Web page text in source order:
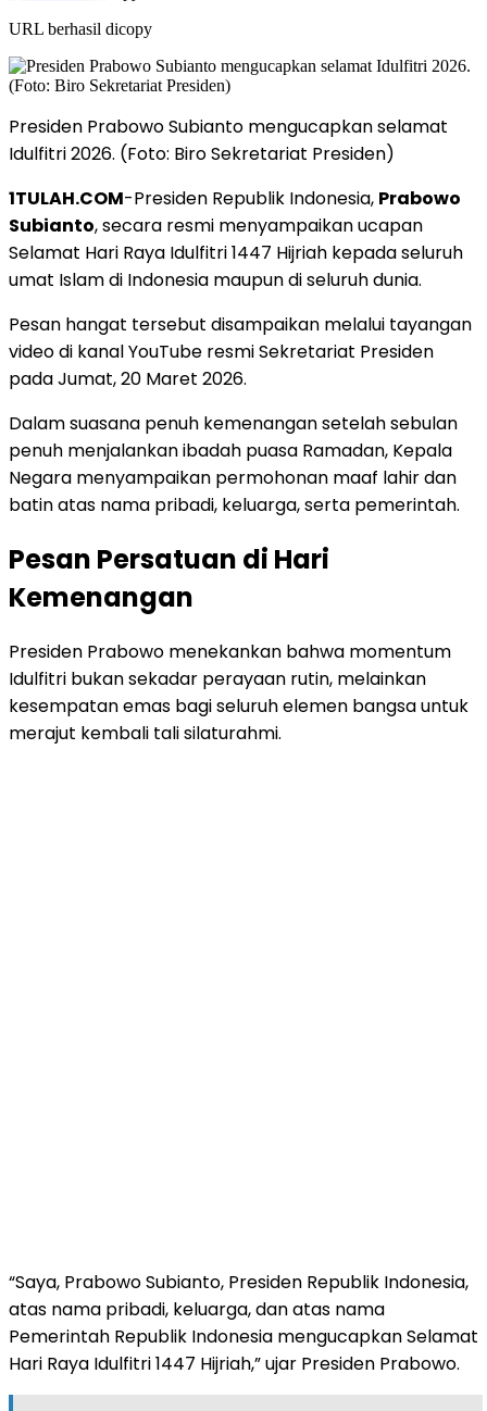
URL berhasil dicopy
Presiden Prabowo Subianto mengucapkan selamat
Idulfitri 2026. (Foto: Biro Sekretariat Presiden)
1TULAH.COM-Presiden Republik Indonesia, Prabowo
Subianto, secara resmi menyampaikan ucapan
Selamat Hari Raya Idulfitri 1447 Hijriah kepada seluruh
umat Islam di Indonesia maupun di seluruh dunia.
Pesan hangat tersebut disampaikan melalui tayangan
video di kanal YouTube resmi Sekretariat Presiden
pada Jumat, 20 Maret 2026.
Dalam suasana penuh kemenangan setelah sebulan
penuh menjalankan ibadah puasa Ramadan, Kepala
Negara menyampaikan permohonan maaf lahir dan
batin atas nama pribadi, keluarga, serta pemerintah.
Pesan Persatuan di Hari
Kemenangan
Presiden Prabowo menekankan bahwa momentum
Idulfitri bukan sekadar perayaan rutin, melainkan
kesempatan emas bagi seluruh elemen bangsa untuk
merajut kembali tali silaturahmi.
“Saya, Prabowo Subianto, Presiden Republik Indonesia,
atas nama pribadi, keluarga, dan atas nama
Pemerintah Republik Indonesia mengucapkan Selamat
Hari Raya Idulfitri 1447 Hijriah,” ujar Presiden Prabowo.